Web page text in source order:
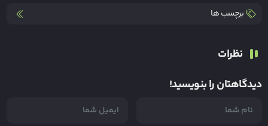
برچسب ها
نظرات
دیدگاهتان را بنویسید!